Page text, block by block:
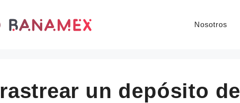
Nosotros
un depósito de